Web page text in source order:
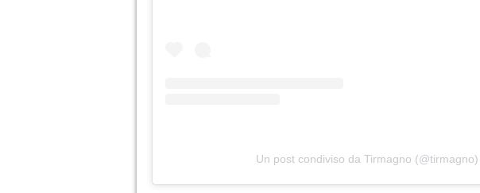
Un post condiviso da Tirmagno (@tirmagno)